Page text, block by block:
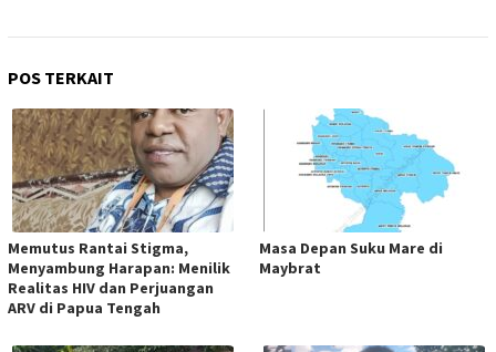
POS TERKAIT
Memutus Rantai Stigma,
Menyambung Harapan: Menilik
Realitas HIV dan Perjuangan
ARV di Papua Tengah
Masa Depan Suku Mare di
Maybrat